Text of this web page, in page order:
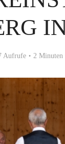
Aufrufe 2 Minuten